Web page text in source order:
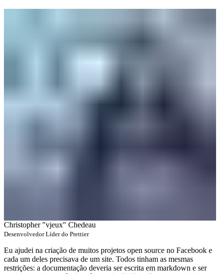
Christopher "vjeux" Chedeau
Desenvolvedor Líder do Prettier
Eu ajudei na criação de muitos projetos open source no Facebook e
cada um deles precisava de um site. Todos tinham as mesmas
restrições: a documentação deveria ser escrita em markdown e ser